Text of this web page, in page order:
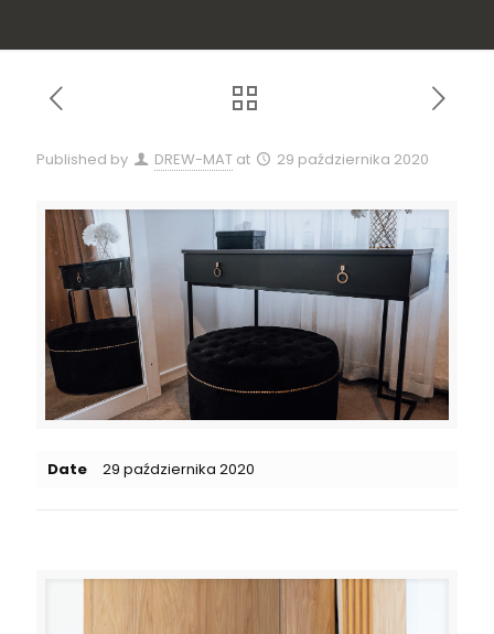
Published by DREW-MAT at 29 października 2020
Date 29 października 2020